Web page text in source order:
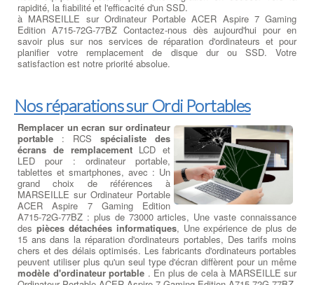
rapidité, la fiabilité et l'efficacité d'un SSD.
à MARSEILLE sur Ordinateur Portable ACER Aspire 7 Gaming
Edition A715-72G-77BZ Contactez-nous dès aujourd'hui pour en
savoir plus sur nos services de réparation d'ordinateurs et pour
planifier votre remplacement de disque dur ou SSD. Votre
satisfaction est notre priorité absolue.
Nos réparations sur Ordi Portables
Remplacer un ecran sur ordinateur
portable : RCS spécialiste des
écrans de remplacementLCD et
LED pour : ordinateur portable,
tablettes et smartphones, avec : Un
grand choix de références à
MARSEILLE sur Ordinateur Portable
ACER Aspire 7 Gaming Edition
A715-72G-77BZ : plus de 73000 articles, Une vaste connaissance
des pièces détachées informatiques, Une expérience de plus de
15 ans dans la réparation d'ordinateurs portables, Des tarifs moins
chers et des délais optimisés. Les fabricants d'ordinateurs portables
peuvent utiliser plus qu'un seul type d'écran diffèrent pour un même
modèle d'ordinateur portable . En plus de cela à MARSEILLE sur